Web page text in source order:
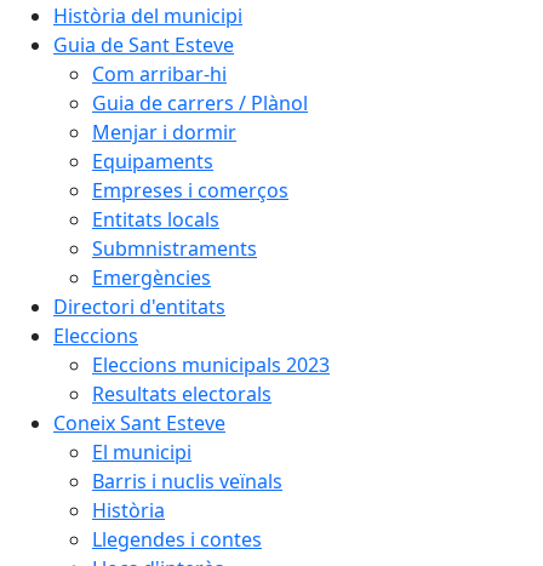
Història del municipi
Guia de Sant Esteve
Com arribar-hi
Guia de carrers / Plànol
Menjar i dormir
Equipaments
Empreses i comerços
Entitats locals
Submnistraments
Emergències
Directori d'entitats
Eleccions
Eleccions municipals 2023
Resultats electorals
Coneix Sant Esteve
El municipi
Barris i nuclis veïnals
Història
Llegendes i contes